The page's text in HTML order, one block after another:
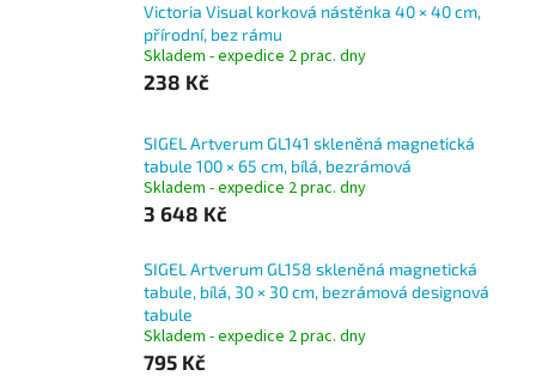
Victoria Visual korková nástěnka 40 × 40 cm,
přírodní, bez rámu
Skladem - expedice 2 prac. dny
238 Kč
SIGEL Artverum GL141 skleněná magnetická
tabule 100 × 65 cm, bílá, bezrámová
Skladem - expedice 2 prac. dny
3 648 Kč
SIGEL Artverum GL158 skleněná magnetická
tabule, bílá, 30 × 30 cm, bezrámová designová
tabule
Skladem - expedice 2 prac. dny
795 Kč